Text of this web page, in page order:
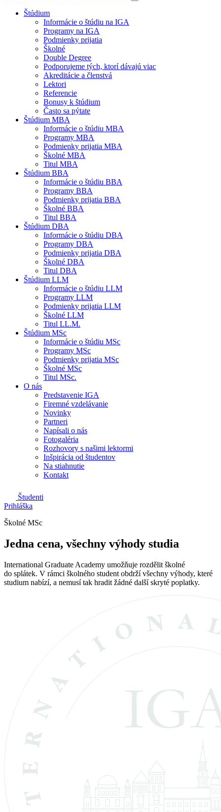
Štúdium
Informácie o štúdiu na IGA
Programy na IGA
Podmienky prijatia
Školné
Double Degree
Podporujeme tých, ktorí dávajú viac
Akreditácie a členstvá
Lektori
Referencie
Bonusy k štúdium
Často sa pýtate
Štúdium MBA
Informácie o štúdiu MBA
Programy MBA
Podmienky prijatia MBA
Školné MBA
Titul MBA
Štúdium BBA
Informácie o štúdiu BBA
Programy BBA
Podmienky prijatia BBA
Školné BBA
Titul BBA
Štúdium DBA
Informácie o štúdiu DBA
Programy DBA
Podmienky prijatia DBA
Školné DBA
Titul DBA
Štúdium LLM
Informácie o štúdiu LLM
Programy LLM
Podmienky prijatia LLM
Školné LLM
Titul LL.M.
Štúdium MSc
Informácie o štúdiu MSc
Programy MSc
Podmienky prijatia MSc
Školné MSc
Titul MSc.
O nás
Predstavenie IGA
Firemné vzdelávanie
Novinky
Partneri
Napísali o nás
Fotogaléria
Rozhovory s našimi lektormi
Inšpirácia od študentov
Na stiahnutie
Kontakt
Študenti
Prihláška
Školné MSc
Jedna cena, všechny výhody studia
International Graduate Academy umožňuje rozdělit školné
do splátek. V rámci školného student obdrží všechny výhody, které
studium nabízí, a nemusí tak hradit žádné další skryté poplatky.